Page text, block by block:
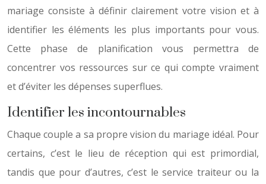
mariage consiste à définir clairement votre vision et à
identifier les éléments les plus importants pour vous.
Cette phase de planification vous permettra de
concentrer vos ressources sur ce qui compte vraiment
et d’éviter les dépenses superflues.
Identifier les incontournables
Chaque couple a sa propre vision du mariage idéal. Pour
certains, c’est le lieu de réception qui est primordial,
tandis que pour d’autres, c’est le service traiteur ou la